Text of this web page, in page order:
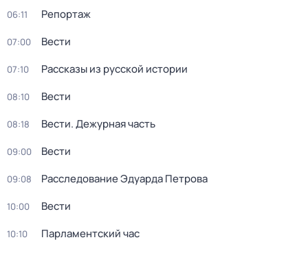
06:11 Репортаж
07:00 Вести
07:10 Рассказы из русской истории
08:10 Вести
08:18 Вести. Дежурная часть
09:00 Вести
09:08 Расследование Эдуарда Петрова
10:00 Вести
10:10 Парламентский час